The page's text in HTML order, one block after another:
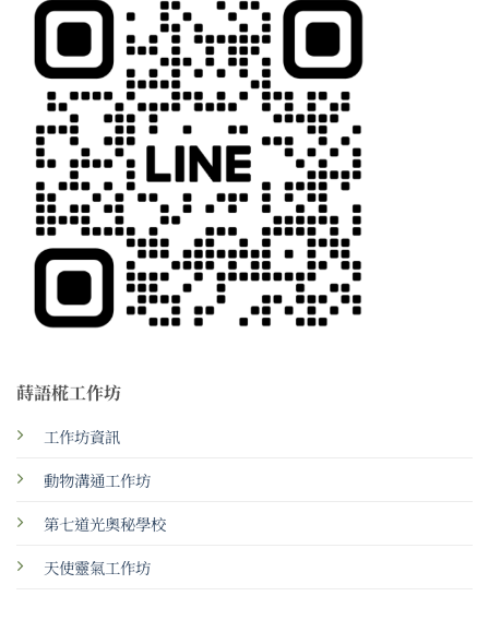
蒔語椛工作坊
工作坊資訊
動物溝通工作坊
第七道光奧秘學校
天使靈氣工作坊